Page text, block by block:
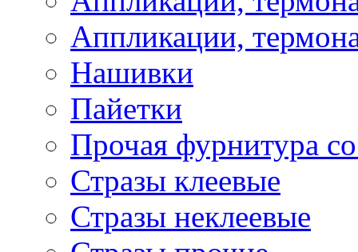
Аппликации,
Нашивки
Пайетки
Прочая фурнитура
Стразы клеевые
Стразы неклеевые